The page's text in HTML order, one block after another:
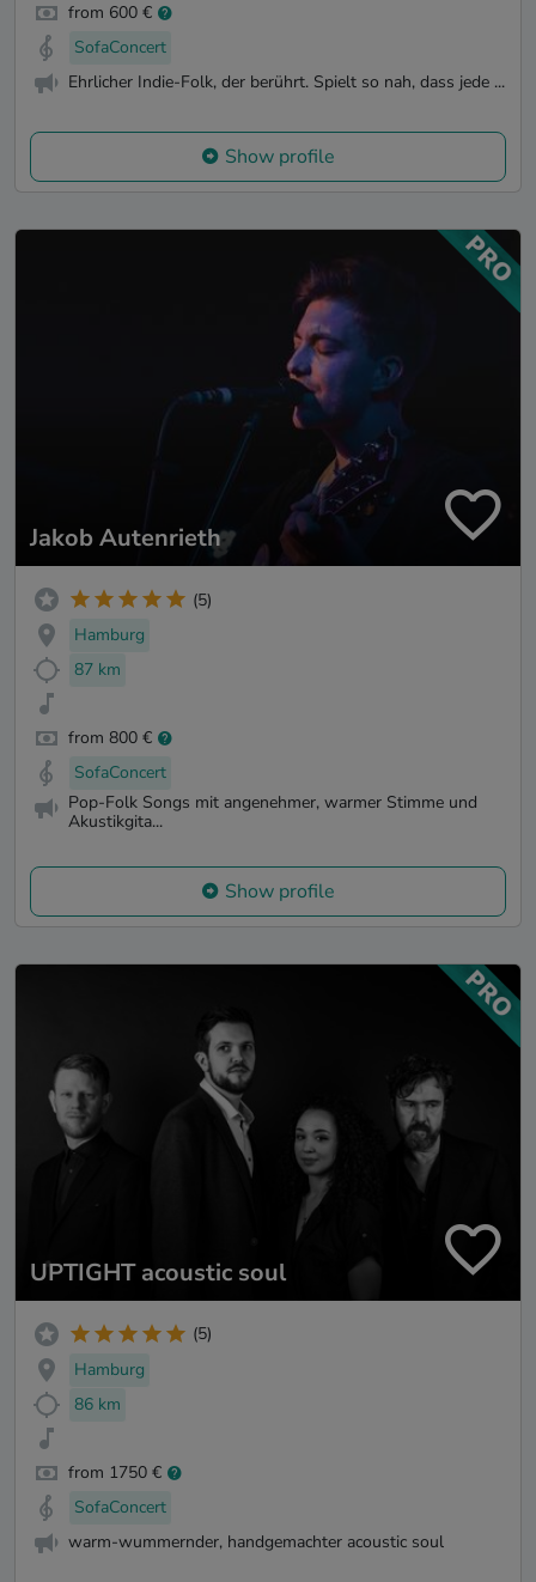
from 600 €
SofaConcert
Ehrlicher Indie-Folk, der berührt. Spielt so nah, dass jede ...
Show profile
Jakob Autenrieth
(5)
Hamburg
87 km
from 800 €
SofaConcert
Pop-Folk Songs mit angenehmer, warmer Stimme und
Akustikgita...
Show profile
UPTIGHT acoustic soul
(5)
Hamburg
86 km
from 1750 €
SofaConcert
warm-wummernder, handgemachter acoustic soul